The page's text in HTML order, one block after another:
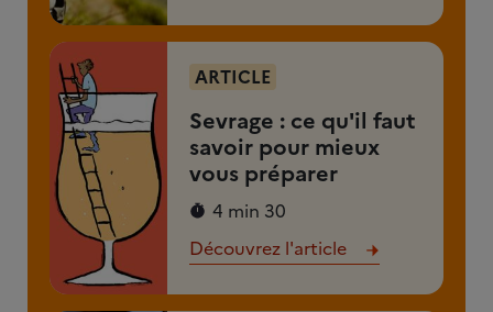
ARTICLE
Sevrage : ce qu'il faut
savoir pour mieux
vous préparer
4 min 30
Découvrez l'article